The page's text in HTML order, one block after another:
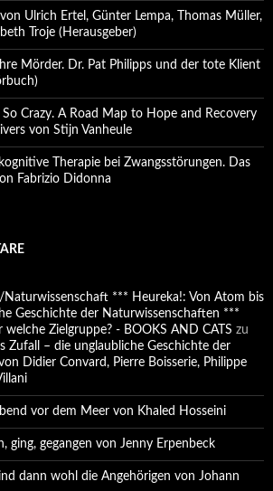
Ulrich Ertel, Günter Lempa, Thomas Müller,
Troje (Herausgeber)
Mörder. Dr. Pat Philipps und der tote Klient
Crazy. A Road Map to Hope and Recovery
von Stijn Vanheule
Therapie bei Zwangsstörungen. Das
Fabrizio Didonna
Naturwissenschaft *** Heureka!: Von Atom bis
Geschichte der Naturwissenschaften ***
Zielgruppe? - BOOKS AND CATS zu
Zufall – die unglaubliche Geschichte der
Didier Convard, Pierre Boisserie, Philippe
vor dem Meer von Khaled Hosseini
ging, gegangen von Jenny Erpenbeck
dann wohl die Angehörigen von Johann